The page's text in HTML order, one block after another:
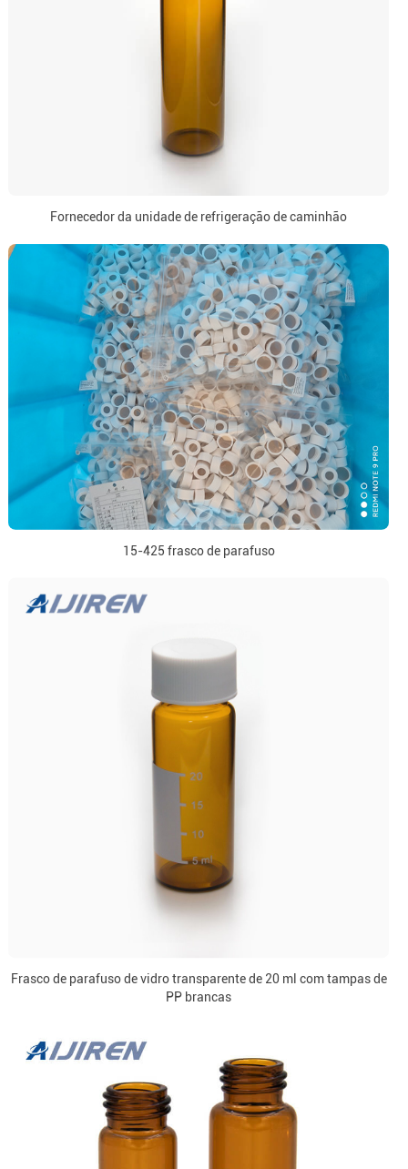
Fornecedor da unidade de refrigeração de caminhão
15-425 frasco de parafuso
Frasco de parafuso de vidro transparente de 20 ml com tampas de
PP brancas